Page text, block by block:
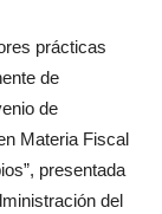
prácticas
de
de
Materia Fiscal
presentada
del